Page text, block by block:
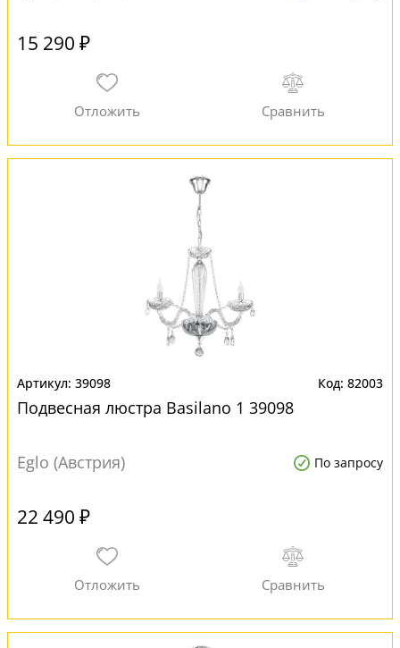
15 290 ₽
39098 82003
Подвесная люстра Basilano 1 39098
Eglo (Австрия) По запросу
22 490 ₽